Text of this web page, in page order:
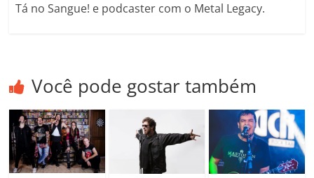
Tá no Sangue! e podcaster com o Metal Legacy.
Você pode gostar também